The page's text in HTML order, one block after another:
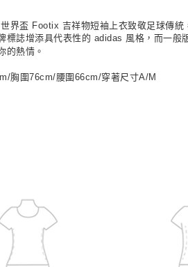
界盃 Footix 吉祥物短袖上衣致敬足球傳
標誌增添具代表性的 adidas 風格，而一般
的熱情。
胸圍76cm/腰圍66cm/穿著尺寸A/M